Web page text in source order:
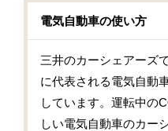
電気自動車の使い方
三井のカーシェアーズ
に代表される電気自動
しています。運転中の
しい電気自動車のカー